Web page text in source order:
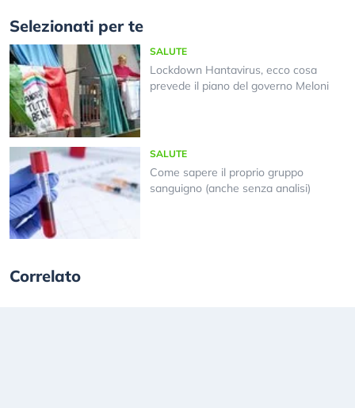
Selezionati per te
SALUTE
Lockdown Hantavirus, ecco cosa
prevede il piano del governo Meloni
SALUTE
Come sapere il proprio gruppo
sanguigno (anche senza analisi)
Correlato